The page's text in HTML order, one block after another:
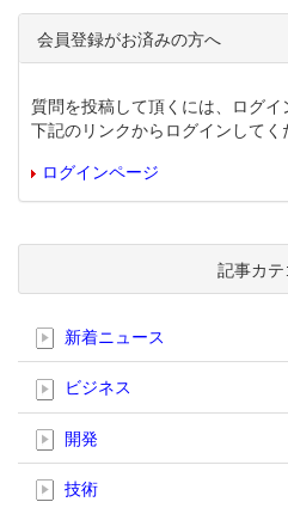
会員登録がお済みの方へ
質問を投稿して頂くには、ログイ
下記のリンクからログインしてく
ログインページ
記事カテ
新着ニュース
ビジネス
開発
技術